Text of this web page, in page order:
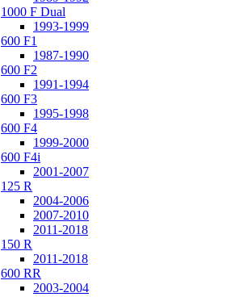
1000 F Dual
1993-1999
600 F1
1987-1990
600 F2
1991-1994
600 F3
1995-1998
600 F4
1999-2000
600 F4i
2001-2007
125 R
2004-2006
2007-2010
2011-2018
150 R
2011-2018
600 RR
2003-2004